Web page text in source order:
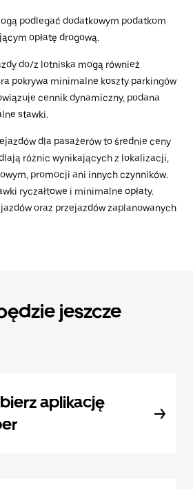
podlegać dodatkowym podatkom
opłatę drogową.
do/z lotniska mogą również
pokrywa minimalne koszty parkingów
cennik dynamiczny, podana
stawki.
dla pasażerów to średnie ceny
różnic wynikających z lokalizacji,
promocji ani innych czynników.
ryczałtowe i minimalne opłaty.
oraz przejazdów zaplanowanych
jeszcze
aplikację